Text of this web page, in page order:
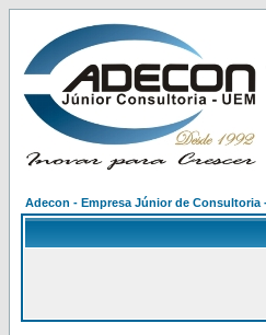
Adecon - Empresa Júnior de Consultoria